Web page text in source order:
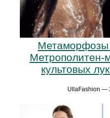
Метаморфозы
Метрополитен-
культовых
UllaFashion —